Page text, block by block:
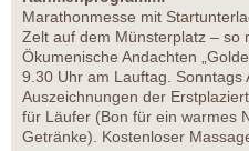
Marathonmesse mit
Zelt auf dem Münsterplatz – so
Ökumenische Andachten
9.30 Uhr am Lauftag. Sonntags
Auszeichnungen der
für Läufer (Bon für ein warmes
Getränke). Kostenloser